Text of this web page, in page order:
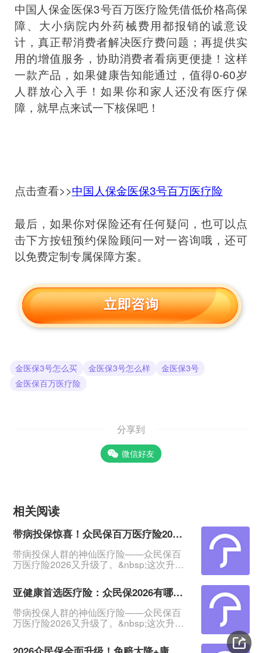
中国人保金医保3号百万医疗险凭借低价格高保
障、大小病院内外药械费用都报销的诚意设
计，真正帮消费者解决医疗费问题；再提供实
用的增值服务，协助消费者看病更便捷！这样
一款产品，如果健康告知能通过，值得0-60岁
人群放心入手！如果你和家人还没有医疗保
障，就早点来试一下核保吧！
点击查看>>中国人保金医保3号百万医疗险
最后，如果你对保险还有任何疑问，也可以点
击下方按钮预约保险顾问一对一咨询哦，还可
以免费定制专属保障方案。
金医保3号怎么买 金医保3号怎么样
金医保3号
金医保百万医疗险
分享到
微信好友
相关阅读
带病投保惊喜！众民保百万医疗险2026五大亮点
带病投保人群的神仙医疗险——众民保百
万医疗险2026又升级了。&nbsp;这次升
万；增加康复医疗责任、慢病原研药/进口
药线上直赔、严重既往症保障等。&nbsp;
咱们今天就来聊一聊众民保2026的亮点，
看它给带病人群带来哪些好保障。
&nbsp;&nbsp;一、投保门槛超低，等待期
亚健康首选医疗险：众民保2026有哪些亮点
带病投保人群的神仙医疗险——众民保百
万医疗险2026又升级了。&nbsp;这次升
万；增加康复医疗责任、慢病原研药/进口